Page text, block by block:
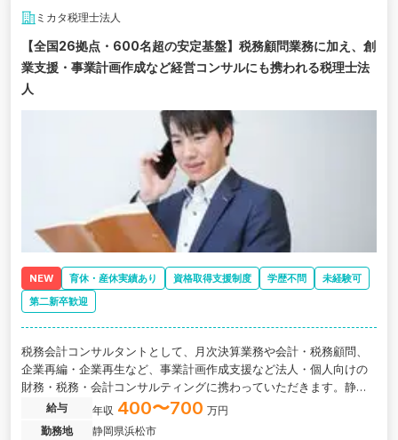
ミカタ税理士法人
【全国26拠点・600名超の安定基盤】税務顧問業務に加え、創
業支援・事業計画作成など経営コンサルにも携われる税理士法
人
NEW 育休・産休実績あり 資格取得支援制度 学歴不問
未経験可
第二新卒歓迎
税務会計コンサルタントとして、月次決算業務や会計・税務顧問、
企業再編・企業再生など、事業計画作成支援など法人・個人向けの
財務・税務・会計コンサルティングに携わっていただきます。静岡
県浜松市にある、中小企業オーナーに特化したコンサルを強みとす
る税理士法人の求人です。
給与 年収 400〜700 万円
勤務地
静岡県浜松市